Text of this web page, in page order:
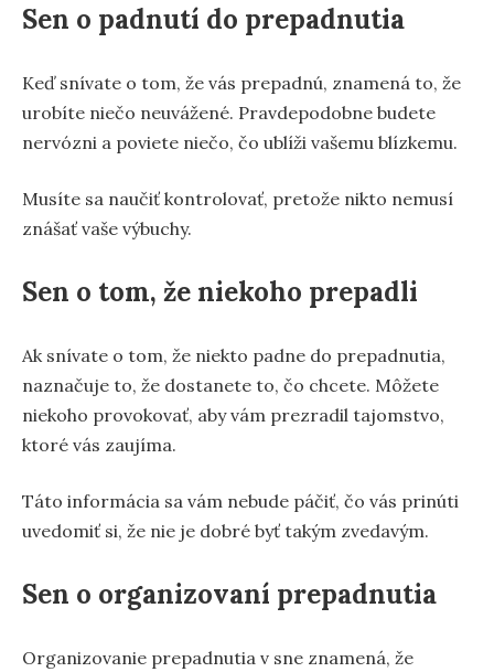
Sen o padnutí do prepadnutia
Keď snívate o tom, že vás prepadnú, znamená to, že
urobíte niečo neuvážené. Pravdepodobne budete
nervózni a poviete niečo, čo ublíži vašemu blízkemu.
Musíte sa naučiť kontrolovať, pretože nikto nemusí
znášať vaše výbuchy.
Sen o tom, že niekoho prepadli
Ak snívate o tom, že niekto padne do prepadnutia,
naznačuje to, že dostanete to, čo chcete. Môžete
niekoho provokovať, aby vám prezradil tajomstvo,
ktoré vás zaujíma.
Táto informácia sa vám nebude páčiť, čo vás prinúti
uvedomiť si, že nie je dobré byť takým zvedavým.
Sen o organizovaní prepadnutia
Organizovanie prepadnutia v sne znamená, že